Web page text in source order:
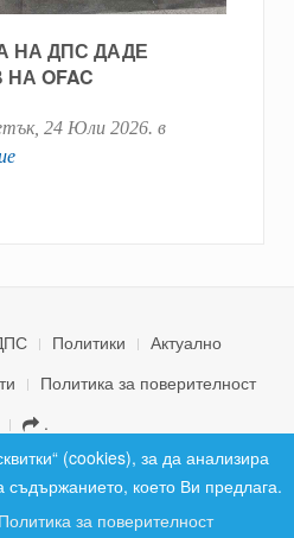
НА ДПС ДАДЕ
OFAC
24 Юли 2026. в
Политики
Актуално
Политика за поверителност
.
Всички права запазени.
(cookies), за да анализира
което Ви предлага.
Политика за поверителност